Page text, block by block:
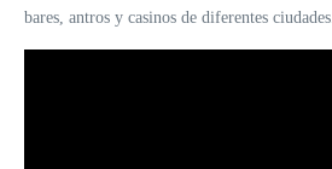
bares, antros y casinos de diferentes ciudades.